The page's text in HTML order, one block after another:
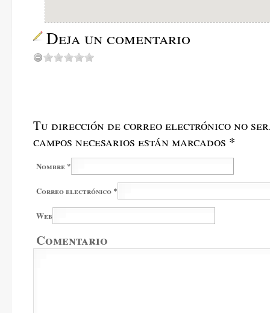
Deja un comentario
Tu dirección de correo electrónico no
campos necesarios están marcados *
Nombre *
Correo electrónico *
Web
Comentario